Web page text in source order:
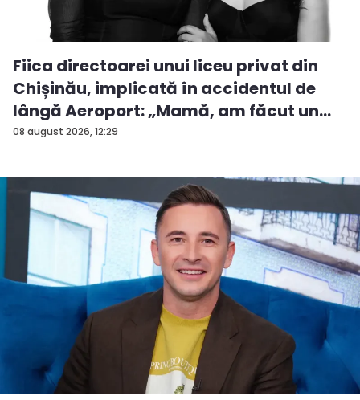
08 august 2026, 12:29
Fiica directoarei unui liceu privat din
Chișinău, implicată în accidentul de
lângă Aeroport: „Mamă, am făcut un
ac...